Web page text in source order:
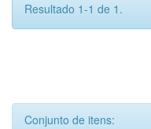
Resultado 1-1 de 1.
Conjunto de itens: